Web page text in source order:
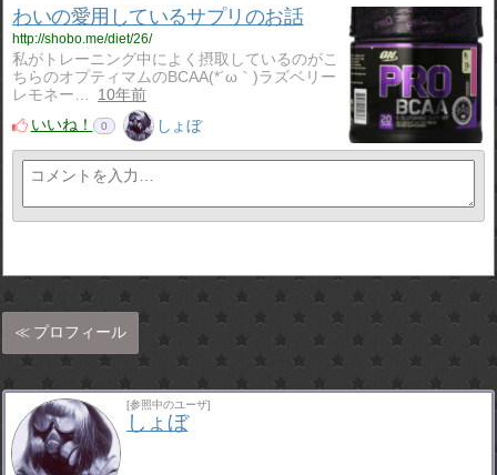
わいの愛用しているサプリのお話
http://shobo.me/diet/26/
私がトレーニング中によく摂取しているのがこ
ちらのオプティマムのBCAA(*´ω｀)ラズベリー
レモネー…
10年前
いいね！
0 しょぼ
プロフィール
[参照中のユーザ]
しょぼ